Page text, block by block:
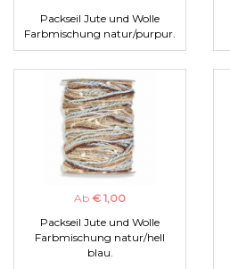
Packseil Jute und Wolle
Farbmischung natur/purpur.
Ab € 1,00
Packseil Jute und Wolle
Farbmischung natur/hell
blau.